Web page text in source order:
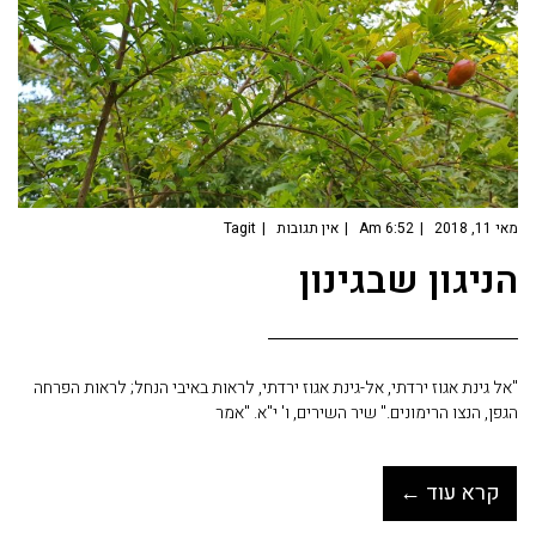
מאי 11, 2018 6:52 Am אין תגובות Tagit
הניגון שבגינון
"אל גינת אגוז ירדתי, אל-גינת אגוז ירדתי, לראות באיבי הנחל; לראות הפרחה
הגפן, הנצו הרימונים." שיר השירים, ו' י"א. "אמר
קרא עוד ←